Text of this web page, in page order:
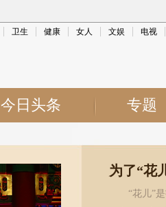
卫生 健康 女人 文娱 电视
今日头条 专题
为了“花
“花儿”